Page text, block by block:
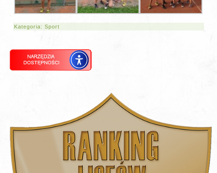
Kategoria:Sport